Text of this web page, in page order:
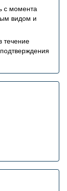
с момента
видом и
течение